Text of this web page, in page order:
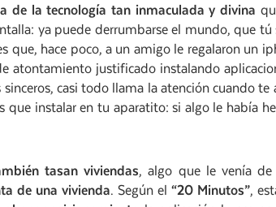
de la tecnología tan inmaculada y divina
ya puede derrumbarse el mundo, que
que, hace poco, a un amigo le regalaron un
atontamiento justificado instalando
sinceros, casi todo llama la atención cuando
instalar en tu aparatito: si algo le había
tasan viviendas, algo que le venía
de una vivienda. Según el “20 Minutos”,